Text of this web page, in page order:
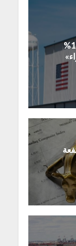
سهم سبيس إكس يقفز 12%